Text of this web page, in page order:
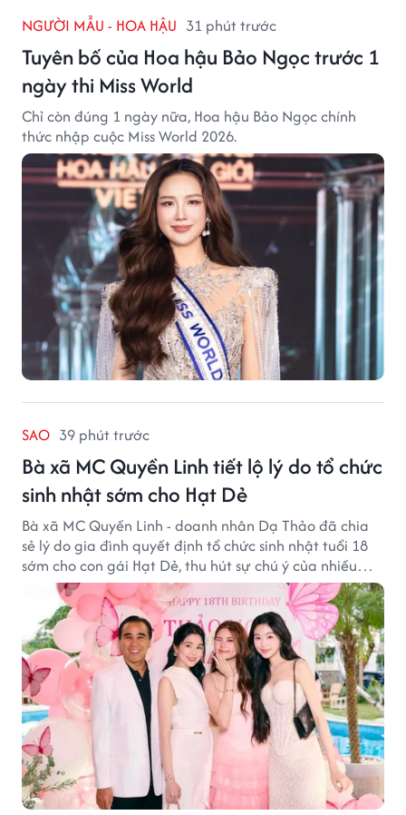
NGƯỜI MẪU - HOA HẬU 31 phút trước
Tuyên bố của Hoa hậu Bảo Ngọc trước 1
ngày thi Miss World
Chỉ còn đúng 1 ngày nữa, Hoa hậu Bảo Ngọc chính
thức nhập cuộc Miss World 2026.
SAO 39 phút trước
Bà xã MC Quyền Linh tiết lộ lý do tổ chức
sinh nhật sớm cho Hạt Dẻ
Bà xã MC Quyền Linh - doanh nhân Dạ Thảo đã chia
sẻ lý do gia đình quyết định tổ chức sinh nhật tuổi 18
sớm cho con gái Hạt Dẻ, thu hút sự chú ý của nhiều
người hâm mộ.